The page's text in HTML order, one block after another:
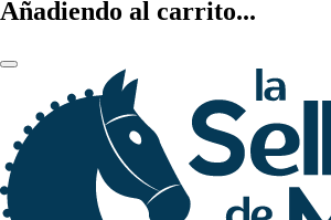
Añadiendo al carrito...